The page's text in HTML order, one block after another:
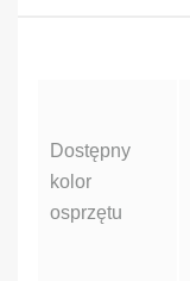
Dostępny
kolor
osprzętu